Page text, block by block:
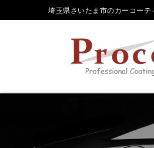
埼玉県さいたま市のカーコー